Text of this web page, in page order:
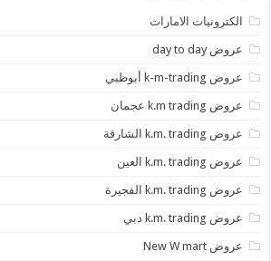
الكترونيات الامارات
عروض day to day
عروض k-m-trading أبوظبي
عروض k.m trading عجمان
عروض k.m. trading الشارقة
عروض k.m. trading العين
عروض k.m. trading الفجيرة
عروض k.m. trading دبي
عروض New W mart